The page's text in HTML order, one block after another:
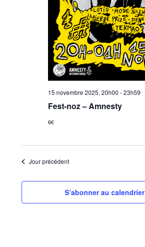
15 novembre 2025, 20h00 -23h59
Fest-noz – Amnesty
6€
Jour précédent
S’abonner au calendrier